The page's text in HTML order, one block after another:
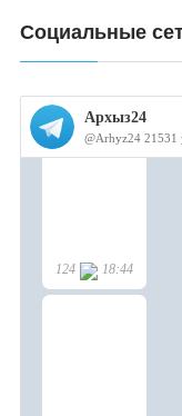
Социальные